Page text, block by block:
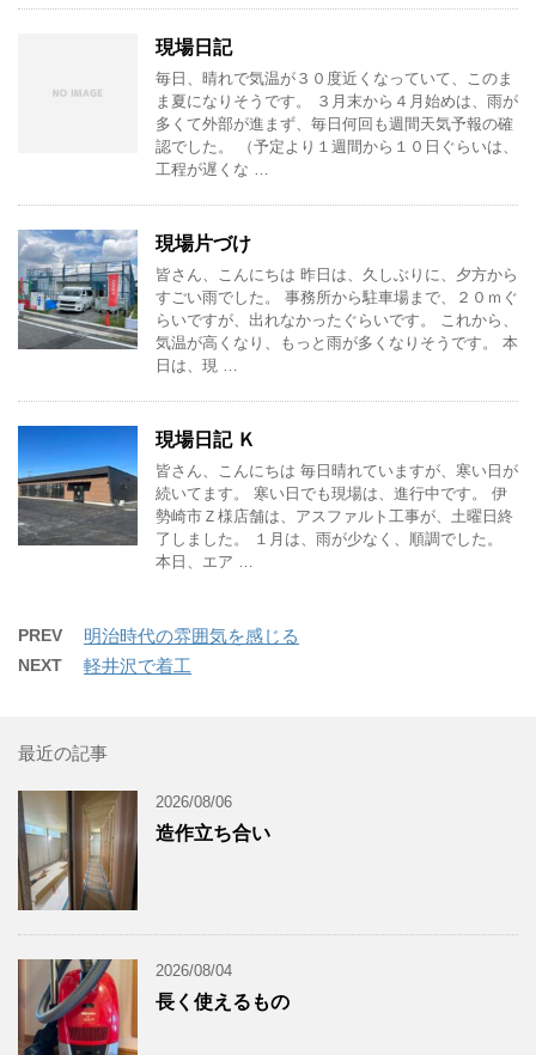
現場日記
毎日、晴れで気温が３０度近くなっていて、このま
ま夏になりそうです。 ３月末から４月始めは、雨が
多くて外部が進まず、毎日何回も週間天気予報の確
認でした。 （予定より１週間から１０日ぐらいは、
工程が遅くな …
現場片づけ
皆さん、こんにちは 昨日は、久しぶりに、夕方から
すごい雨でした。 事務所から駐車場まで、２０ｍぐ
らいですが、出れなかったぐらいです。 これから、
気温が高くなり、もっと雨が多くなりそうです。 本
日は、現 …
現場日記 Ｋ
皆さん、こんにちは 毎日晴れていますが、寒い日が
続いてます。 寒い日でも現場は、進行中です。 伊
勢崎市Ｚ様店舗は、アスファルト工事が、土曜日終
了しました。 １月は、雨が少なく、順調でした。
本日、エア …
PREV 明治時代の雰囲気を感じる
NEXT 軽井沢で着工
最近の記事
2026/08/06
造作立ち合い
2026/08/04
長く使えるもの